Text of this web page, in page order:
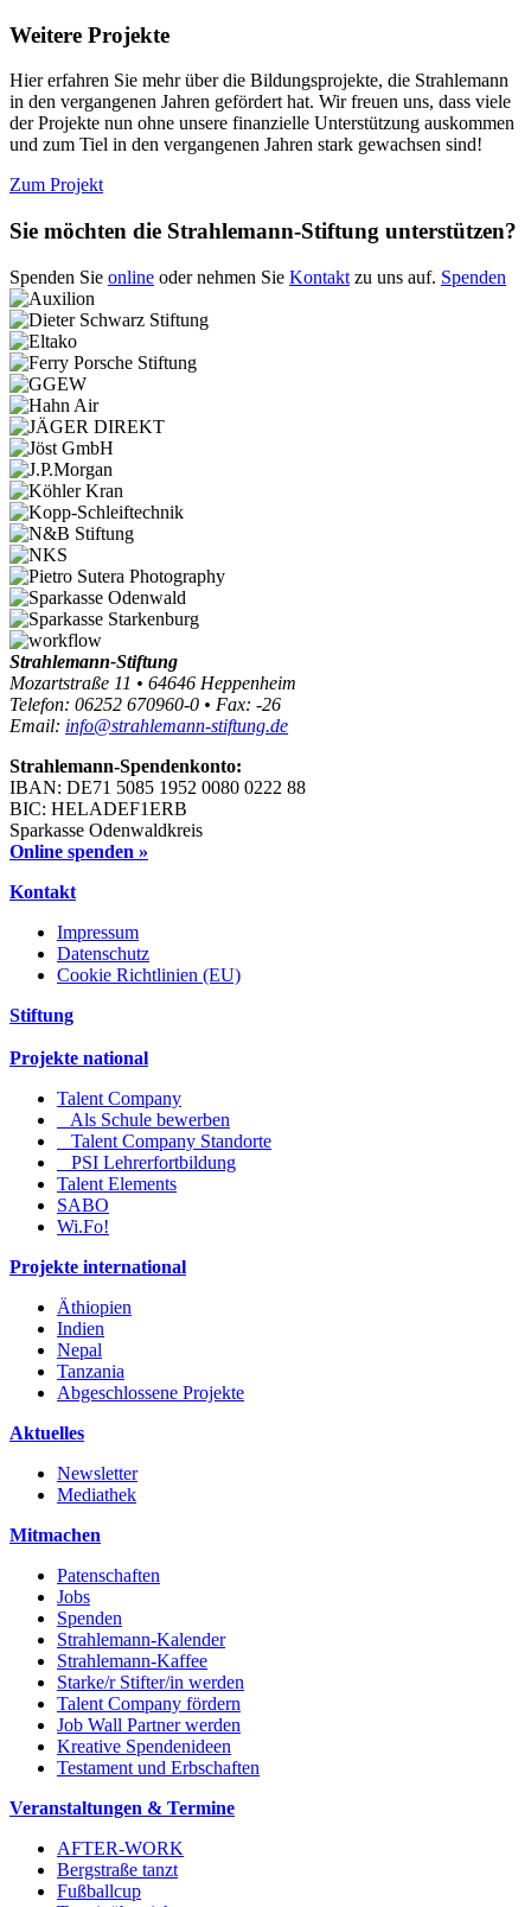
Weitere Projekte
Hier erfahren Sie mehr über die Bildungsprojekte, die Strahlemann
in den vergangenen Jahren gefördert hat. Wir freuen uns, dass viele
der Projekte nun ohne unsere finanzielle Unterstützung auskommen
und zum Tiel in den vergangenen Jahren stark gewachsen sind!
Zum Projekt
Sie möchten die Strahlemann-Stiftung unterstützen?
Spenden Sie online oder nehmen Sie Kontakt zu uns auf. Spenden
Strahlemann-Stiftung
Mozartstraße 11 • 64646 Heppenheim
Telefon: 06252 670960-0 • Fax: -26
Email: info@strahlemann-stiftung.de
Strahlemann-Spendenkonto:
IBAN: DE71 5085 1952 0080 0222 88
BIC: HELADEF1ERB
Sparkasse Odenwaldkreis
Online spenden »
Kontakt
Impressum
Datenschutz
Cookie Richtlinien (EU)
Stiftung
Projekte national
Talent Company
Als Schule bewerben
Talent Company Standorte
PSI Lehrerfortbildung
Talent Elements
SABO
Wi.Fo!
Projekte international
Äthiopien
Indien
Nepal
Tanzania
Abgeschlossene Projekte
Aktuelles
Newsletter
Mediathek
Mitmachen
Patenschaften
Jobs
Spenden
Strahlemann-Kalender
Strahlemann-Kaffee
Starke/r Stifter/in werden
Talent Company fördern
Job Wall Partner werden
Kreative Spendenideen
Testament und Erbschaften
Veranstaltungen & Termine
AFTER-WORK
Bergstraße tanzt
Fußballcup